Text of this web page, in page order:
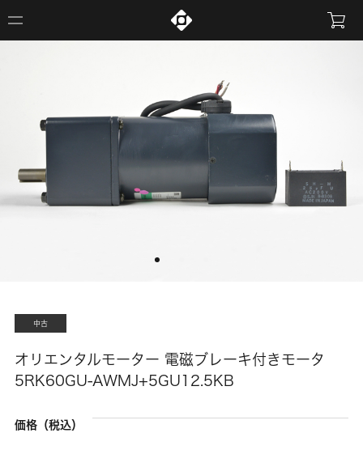
中古
オリエンタルモーター 電磁ブレーキ付きモータ
5RK60GU-AWMJ+5GU12.5KB
価格（税込）